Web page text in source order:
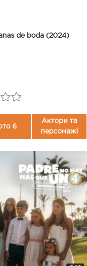
de boda (2024)
6
Актори та
персонажі